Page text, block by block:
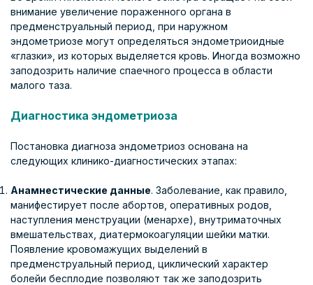
внимание увеличение пораженного органа в
предменструальный период, при наружном
эндометриозе могут определяться эндометриоидные
«глазки», из которых выделяется кровь. Иногда возможно
заподозрить наличие спаечного процесса в области
малого таза.
Диагностика эндометриоза
Постановка диагноза эндометриоз основана на
следующих клинико-диагностических этапах:
Анамнестические данные. Заболевание, как правило,
манифестирует после абортов, оперативных родов,
наступления менструации (менархе), внутриматочных
вмешательствах, диатермокоагуляции шейки матки.
Появление кровомажущих выделений в
предменструальный период, циклический характер
болейи бесплодие позволяют так же заподозрить